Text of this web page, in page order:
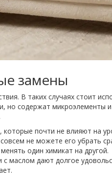
замены
В таких случаях стоит
но содержат микроэлементы
почти не влияют на
не можете его убрать
один химикат на другой.
маслом дают долгое